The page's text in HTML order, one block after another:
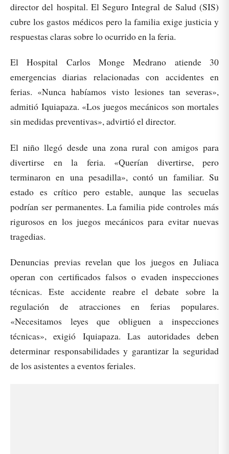
director del hospital. El Seguro Integral de Salud (SIS)
cubre los gastos médicos pero la familia exige justicia y
respuestas claras sobre lo ocurrido en la feria.
El Hospital Carlos Monge Medrano atiende 30
emergencias diarias relacionadas con accidentes en
ferias. «Nunca habíamos visto lesiones tan severas»,
admitió Iquiapaza. «Los juegos mecánicos son mortales
sin medidas preventivas», advirtió el director.
El niño llegó desde una zona rural con amigos para
divertirse en la feria. «Querían divertirse, pero
terminaron en una pesadilla», contó un familiar. Su
estado es crítico pero estable, aunque las secuelas
podrían ser permanentes. La familia pide controles más
rigurosos en los juegos mecánicos para evitar nuevas
tragedias.
Denuncias previas revelan que los juegos en Juliaca
operan con certificados falsos o evaden inspecciones
técnicas. Este accidente reabre el debate sobre la
regulación de atracciones en ferias populares.
«Necesitamos leyes que obliguen a inspecciones
técnicas», exigió Iquiapaza. Las autoridades deben
determinar responsabilidades y garantizar la seguridad
de los asistentes a eventos feriales.